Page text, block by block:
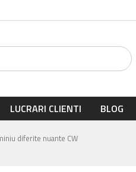
LUCRARI CLIENTI BLOG
diferite nuante CW